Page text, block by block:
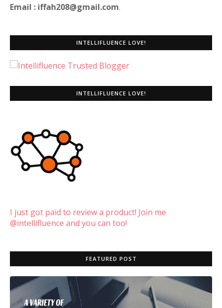
Email : iffah208@gmail.com.
INTELLIFLUENCE LOVE!
INTELLIFLUENCE LOVE!
I just got paid to review a product! Join me
@intellifluence and you can too!
FEATURED POST